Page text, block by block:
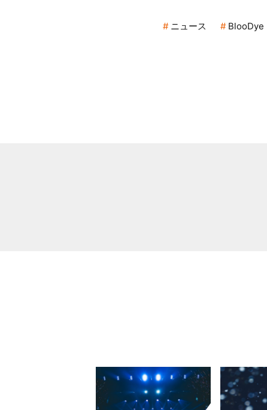
ニュース BlooDye